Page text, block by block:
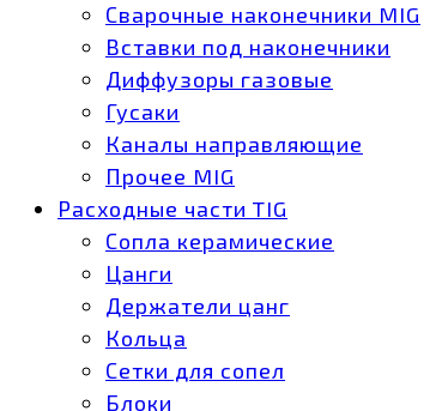
Сварочные наконечники MIG
Вставки под наконечники
Диффузоры газовые
Гусаки
Каналы направляющие
Прочее MIG
Расходные части TIG
Сопла керамические
Цанги
Держатели цанг
Кольца
Сетки для сопел
Блоки